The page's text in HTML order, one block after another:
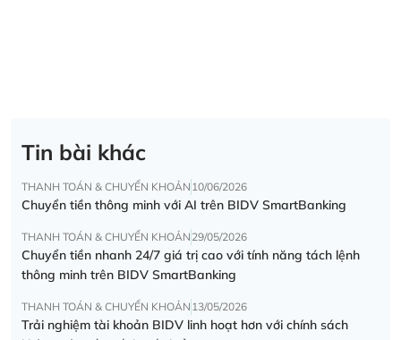
Tin bài khác
THANH TOÁN & CHUYỂN KHOẢN 10/06/2026
Chuyển tiền thông minh với AI trên BIDV SmartBanking
THANH TOÁN & CHUYỂN KHOẢN 29/05/2026
Chuyển tiền nhanh 24/7 giá trị cao với tính năng tách lệnh
thông minh trên BIDV SmartBanking
THANH TOÁN & CHUYỂN KHOẢN 13/05/2026
Trải nghiệm tài khoản BIDV linh hoạt hơn với chính sách